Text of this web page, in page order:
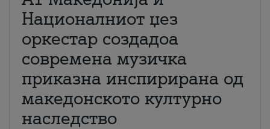
Националниот џез
оркестар создадоа
современа музичка
приказна инспирирана од
македонското културно
наследство